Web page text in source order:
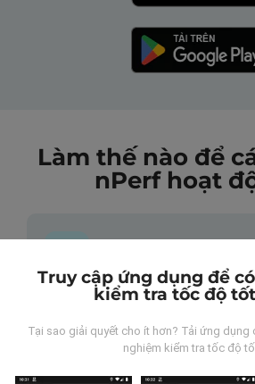
Làm thế nào để
nPerf hoạt
Những dữ liệu này đến
Dữ liệu được thu thập từ các lần đo
Truy cập ứng dụng để
kiểm tra tốc độ
Tại sao giải quyết cho ít hơn? Tải ứng dụng
nghiệm kiểm tra tốc độ